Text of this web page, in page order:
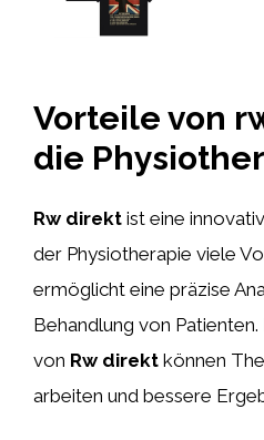
Vorteile von
die
Rw direkt ist eine
der Physiotherapie viele
ermöglicht eine präzise
Behandlung von
von Rw direkt können
arbeiten und bessere